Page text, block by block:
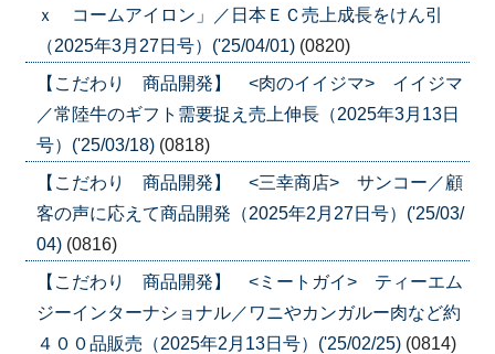
ｘ コームアイロン」／日本ＥＣ売上成長をけん引
（2025年3月27日号）('25/04/01) (0820)
【こだわり 商品開発】 <肉のイイジマ> イイジマ
／常陸牛のギフト需要捉え売上伸長（2025年3月13日
号）('25/03/18) (0818)
【こだわり 商品開発】 <三幸商店> サンコー／顧
客の声に応えて商品開発（2025年2月27日号）('25/03/
04) (0816)
【こだわり 商品開発】 <ミートガイ> ティーエム
ジーインターナショナル／ワニやカンガルー肉など約
４００品販売（2025年2月13日号）('25/02/25) (0814)